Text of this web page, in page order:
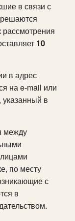
в связи с
10
в адрес
на e-mail или
в
между
по месту
с
в